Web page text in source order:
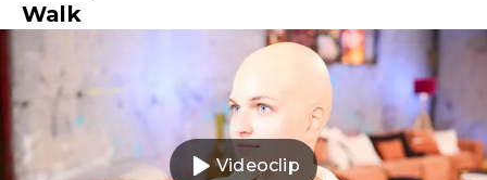
Walk
Videoclip